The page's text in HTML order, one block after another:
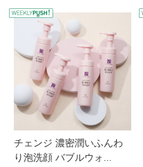
チェンジ 濃密潤いふんわ
り泡洗顔 バブルウォ...